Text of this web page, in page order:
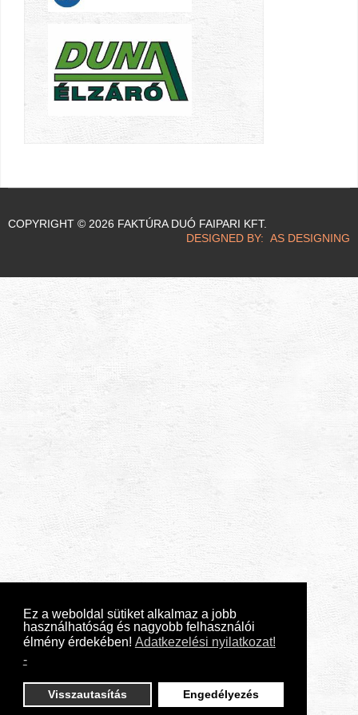
Ez a weboldal sütiket alkalmaz a jobb
használhatóság és nagyobb felhasználói
élmény érdekében! Adatkezelési nyilatkozat!
-
Visszautasítás Engedélyezés
COPYRIGHT © 2026 FAKTÚRA DUÓ FAIPARI KFT.
DESIGNED BY: AS DESIGNING